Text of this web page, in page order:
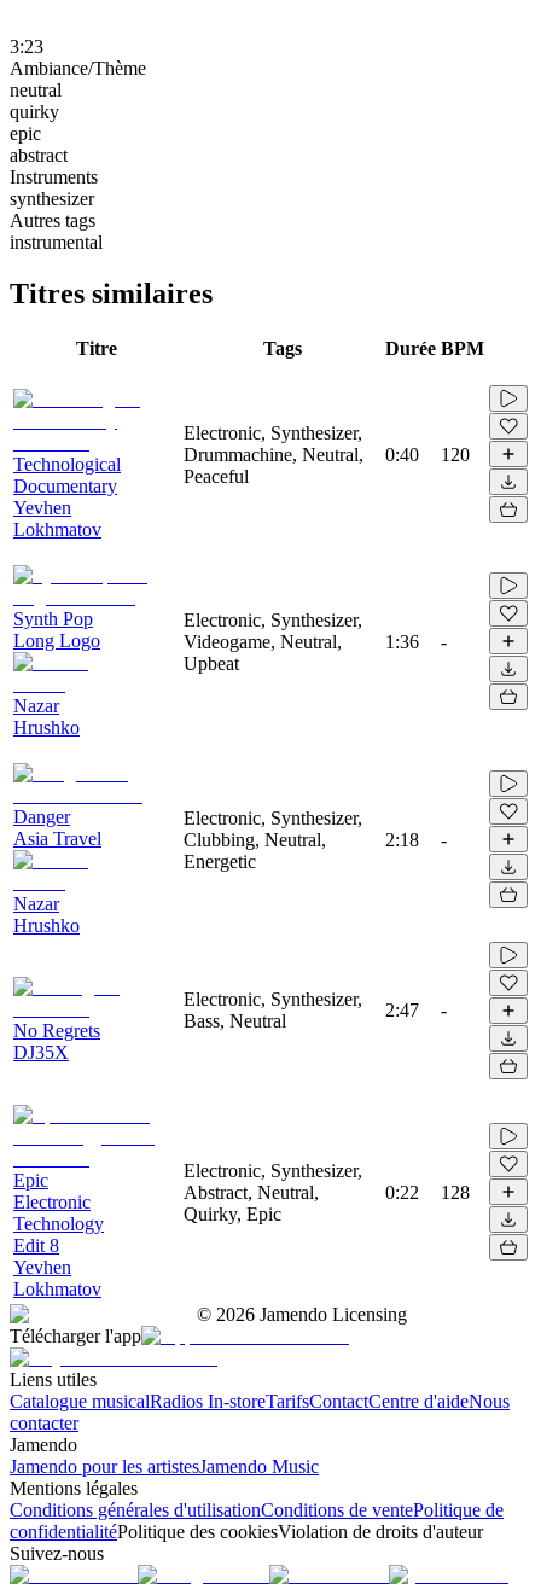
3:23
Ambiance/Thème
neutral
quirky
epic
abstract
Instruments
synthesizer
Autres tags
instrumental
Titres similaires
Titre Tags Durée BPM
Technological
Documentary
Yevhen
Lokhmatov
Electronic, Synthesizer,
Drummachine, Neutral,
Peaceful
0:40 120
Synth Pop
Long Logo
Nazar
Hrushko
Electronic, Synthesizer,
Videogame, Neutral,
Upbeat
1:36 -
Danger
Asia Travel
Nazar
Hrushko
Electronic, Synthesizer,
Clubbing, Neutral,
Energetic
2:18 -
No Regrets
DJ35X
Electronic, Synthesizer,
Bass, Neutral
2:47 -
Epic
Electronic
Technology
Edit 8
Yevhen
Lokhmatov
Electronic, Synthesizer,
Abstract, Neutral,
Quirky, Epic
0:22 128
© 2026 Jamendo Licensing
Télécharger l'app
Liens utiles
Catalogue musicalRadios In-storeTarifsContactCentre d'aideNous
contacter
Jamendo
Jamendo pour les artistesJamendo Music
Mentions légales
Conditions générales d'utilisationConditions de ventePolitique de
confidentialitéPolitique des cookiesViolation de droits d'auteur
Suivez-nous